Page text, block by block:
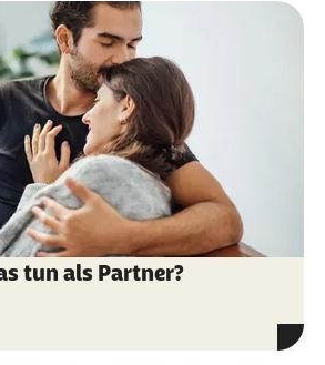
tun als Partner?